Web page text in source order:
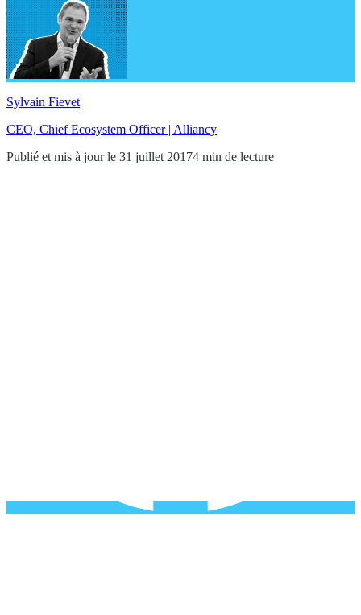
Sylvain Fievet
CEO, Chief Ecosystem Officer | Alliancy
Publié et mis à jour le 31 juillet 20174 min de lecture